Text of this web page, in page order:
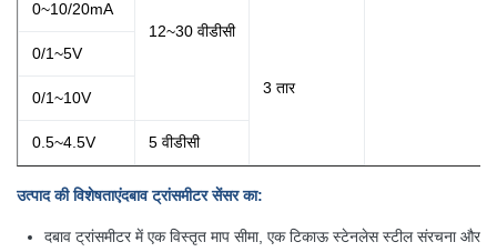
12~30 वीडीसी
0~10/20mA
3 तार
0/1~5V
0/1~10V
0.5~4.5V 5 वीडीसी
उत्पाद की विशेषताएंदबाव ट्रांसमीटर सेंसर का:
दबाव ट्रांसमीटर में एक विस्तृत माप सीमा, एक टिकाऊ स्टेनलेस स्टील संरचना और